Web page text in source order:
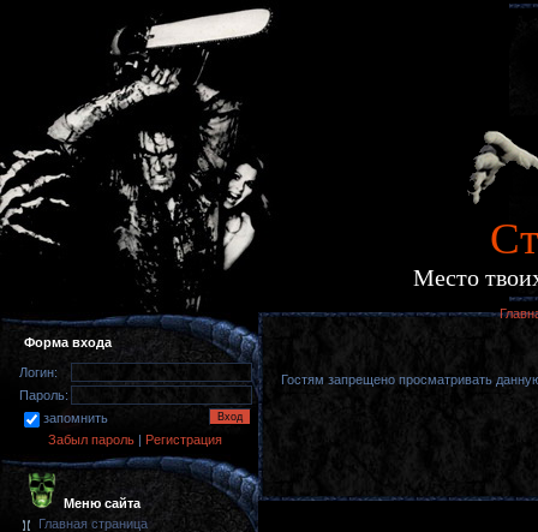
Место
Форма входа
Логин:
Пароль:
запомнить
Забыл пароль | Регистрация
Меню сайта
Главная страница
Гостям запрещено просматривать